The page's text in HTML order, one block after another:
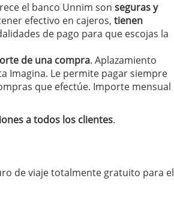
nuevas perspectivas para productos
26/01/2026
alza entre los hogares? 21/01/2026
cuentas al 1,5 % tras la
entidades: ¿qué plazos y
el banco Unnim son seguras y
efectivo en cajeros, tienen
de pago para que escojas la
de una compra. Aplazamiento
Imagina. Le permite pagar siempre
que efectúe. Importe mensual
a todos los clientes.
de viaje totalmente gratuito para el